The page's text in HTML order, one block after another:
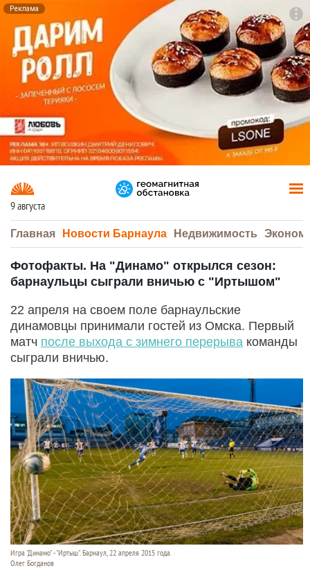
Реклама
9 августа
Главная Новости Барнаула Недвижимость
Фотофакты. На "Динамо" открылся сезон:
барнаульцы сыграли вничью с "Иртышом"
22 апреля на своем поле барнаульские
динамовцы принимали гостей из Омска. Первый
матч после выхода с зимнего перерыва команды
сыграли вничью.
Игра "Динамо" - "Иртыш". Барнаул, 22 апреля 2015 года.
Олег Богданов